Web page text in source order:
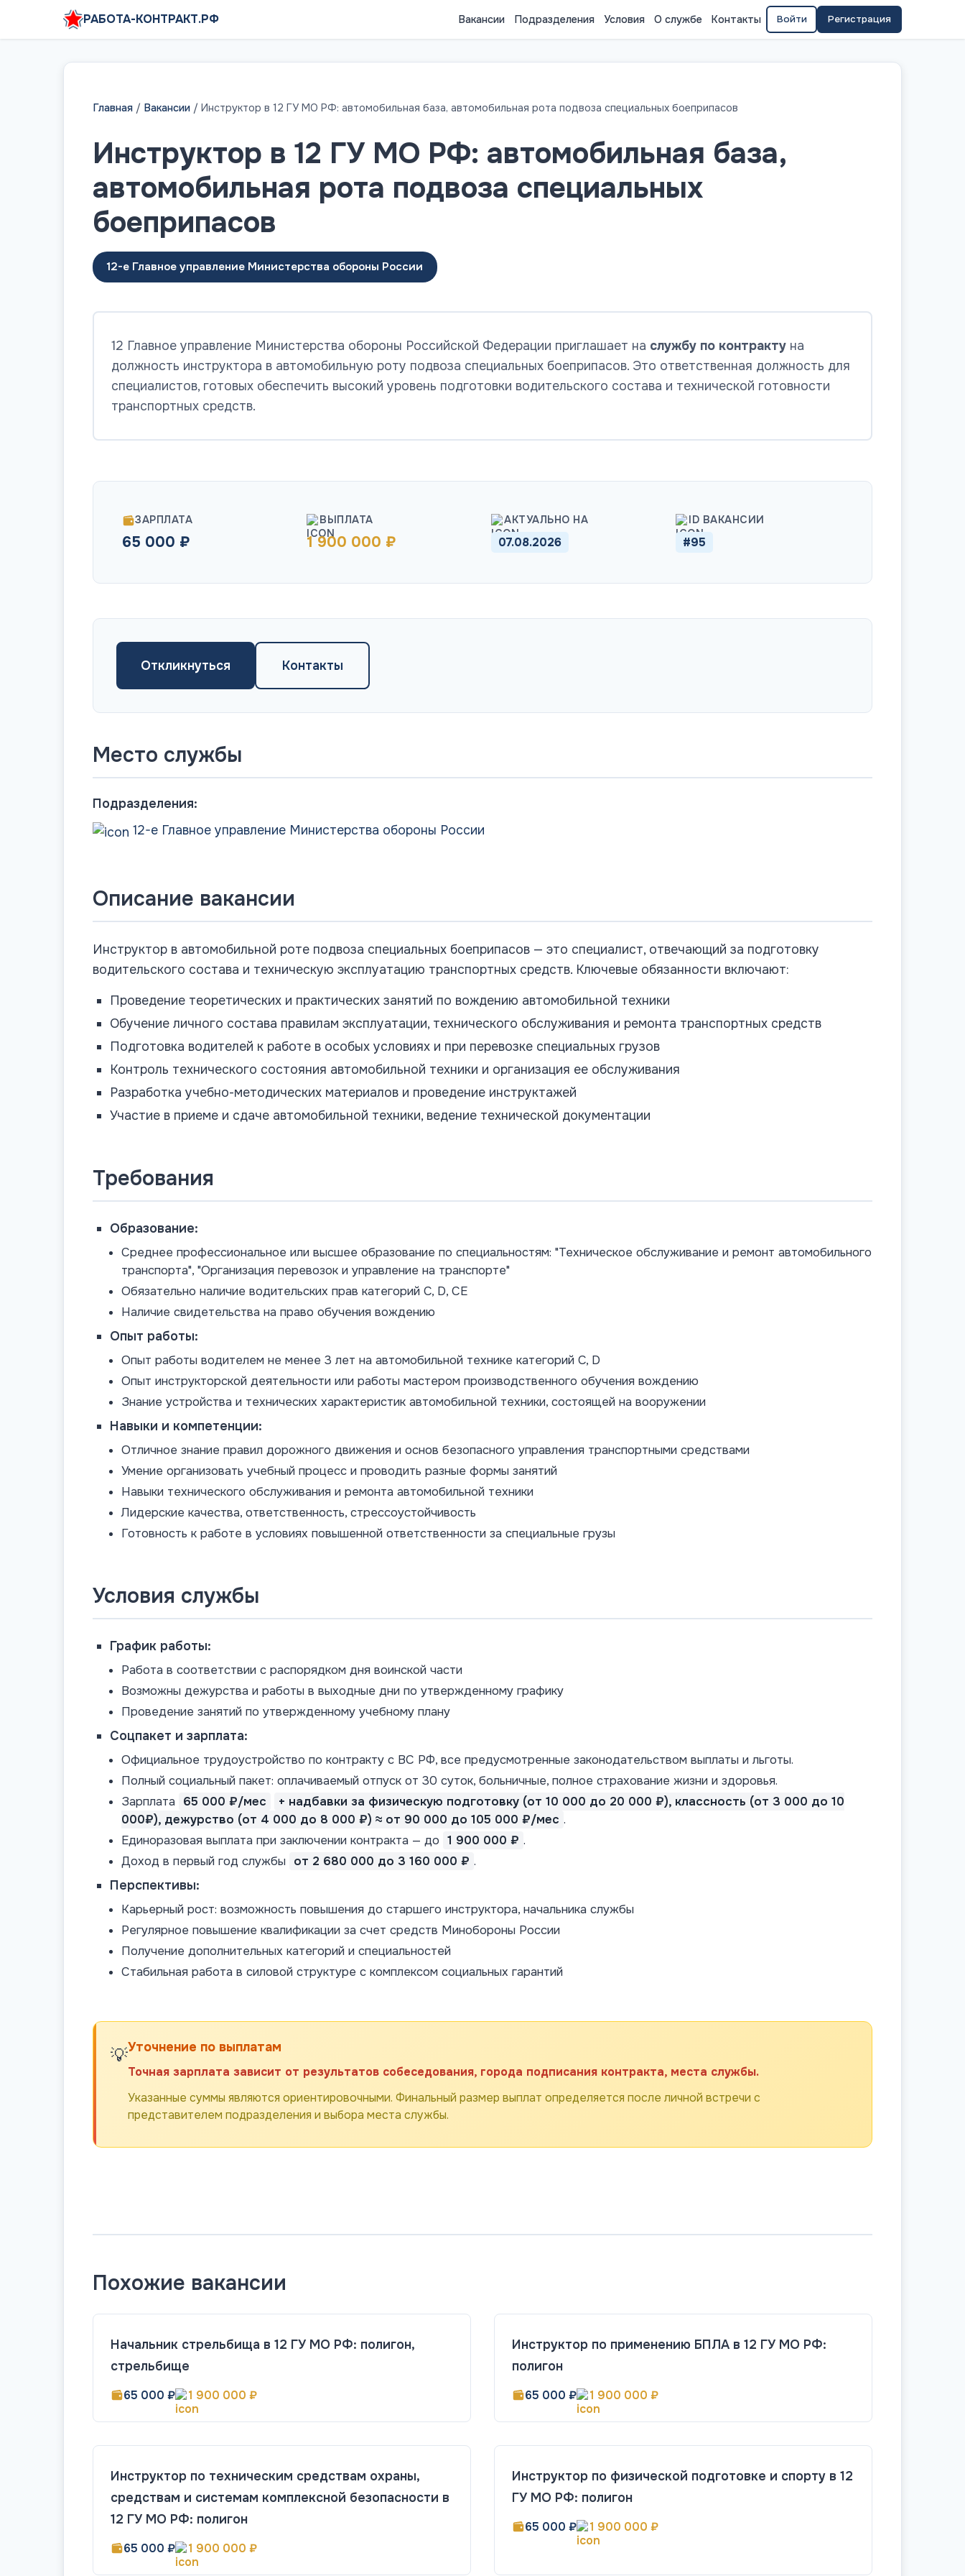
РАБОТА-КОНТРАКТ.РФ Вакансии Подразделения Условия О службе Контакты Войти Регистрация
Главная / Вакансии / Инструктор в 12 ГУ МО РФ: автомобильная база, автомобильная рота подвоза специальных боеприпасов
Инструктор в 12 ГУ МО РФ: автомобильная база,
автомобильная рота подвоза специальных
боеприпасов
12-е Главное управление Министерства обороны России
12 Главное управление Министерства обороны Российской Федерации приглашает на службу по контракту на
должность инструктора в автомобильную роту подвоза специальных боеприпасов. Это ответственная должность для
специалистов, готовых обеспечить высокий уровень подготовки водительского состава и технической готовности
транспортных средств.
ЗАРПЛАТА
65 000 ₽
ВЫПЛАТА
1 900 000 ₽
АКТУАЛЬНО НА
07.08.2026
ID ВАКАНСИИ
#95
Откликнуться Контакты
Место службы
Подразделения:
12-е Главное управление Министерства обороны России
Описание вакансии
Инструктор в автомобильной роте подвоза специальных боеприпасов — это специалист, отвечающий за подготовку
водительского состава и техническую эксплуатацию транспортных средств. Ключевые обязанности включают:
Проведение теоретических и практических занятий по вождению автомобильной техники
Обучение личного состава правилам эксплуатации, технического обслуживания и ремонта транспортных средств
Подготовка водителей к работе в особых условиях и при перевозке специальных грузов
Контроль технического состояния автомобильной техники и организация ее обслуживания
Разработка учебно-методических материалов и проведение инструктажей
Участие в приеме и сдаче автомобильной техники, ведение технической документации
Требования
Образование:
Среднее профессиональное или высшее образование по специальностям: "Техническое обслуживание и ремонт автомобильного
транспорта", "Организация перевозок и управление на транспорте"
Обязательно наличие водительских прав категорий C, D, CE
Наличие свидетельства на право обучения вождению
Опыт работы:
Опыт работы водителем не менее 3 лет на автомобильной технике категорий C, D
Опыт инструкторской деятельности или работы мастером производственного обучения вождению
Знание устройства и технических характеристик автомобильной техники, состоящей на вооружении
Навыки и компетенции:
Отличное знание правил дорожного движения и основ безопасного управления транспортными средствами
Умение организовать учебный процесс и проводить разные формы занятий
Навыки технического обслуживания и ремонта автомобильной техники
Лидерские качества, ответственность, стрессоустойчивость
Готовность к работе в условиях повышенной ответственности за специальные грузы
Условия службы
График работы:
Работа в соответствии с распорядком дня воинской части
Возможны дежурства и работы в выходные дни по утвержденному графику
Проведение занятий по утвержденному учебному плану
Соцпакет и зарплата:
Официальное трудоустройство по контракту с ВС РФ, все предусмотренные законодательством выплаты и льготы.
Полный социальный пакет: оплачиваемый отпуск от 30 суток, больничные, полное страхование жизни и здоровья.
Зарплата
65 000 ₽/мес
+ надбавки за физическую подготовку (от 10 000 до 20 000 ₽), классность (от 3 000 до 10
000₽), дежурство (от 4 000 до 8 000 ₽) ≈ от 90 000 до 105 000 ₽/мес .
Единоразовая выплата при заключении контракта — до 1 900 000 ₽ .
Доход в первый год службы
от 2 680 000 до 3 160 000 ₽ .
Перспективы:
Карьерный рост: возможность повышения до старшего инструктора, начальника службы
Регулярное повышение квалификации за счет средств Минобороны России
Получение дополнительных категорий и специальностей
Стабильная работа в силовой структуре с комплексом социальных гарантий
💡Уточнение по выплатам
Точная зарплата зависит от результатов собеседования, города подписания контракта, места службы.
Указанные суммы являются ориентировочными. Финальный размер выплат определяется после личной встречи с
представителем подразделения и выбора места службы.
Похожие вакансии
Начальник стрельбища в 12 ГУ МО РФ: полигон,
стрельбище
65 000 ₽ 1 900 000 ₽
Инструктор по применению БПЛА в 12 ГУ МО РФ:
полигон
65 000 ₽ 1 900 000 ₽
Инструктор по техническим средствам охраны,
средствам и системам комплексной безопасности в
12 ГУ МО РФ: полигон
65 000 ₽ 1 900 000 ₽
Инструктор по физической подготовке и спорту в 12
ГУ МО РФ: полигон
65 000 ₽ 1 900 000 ₽